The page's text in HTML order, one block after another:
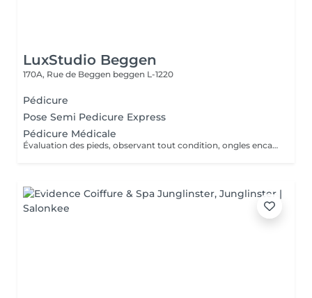
LuxStudio Beggen
170A, Rue de Beggen beggen L-1220
Pédicure
Pose Semi Pedicure Express
Pédicure Médicale
Évaluation des pieds, observant tout condition, ongles encarnes, cour, callosités ! En cas de infections, champignons, micose ou les problèmes cotanés, recomandez une visite chez le podologue si necessaire. Desinfection des Pieds avec solution antiseptique. Retrait du Vernis Précédent avec un dissolvant pour nettoyer complètement les ongles des pieds. Coupez, desencarnes et Modelez les ongles avec une pance et lime, Pousses les Cuticules avec batone pour repousser doucement vers l'arrière et coupez les excès, Coupez avec bisturi les callosites si necessaire Traitement avec une rape pour eliminer les cellules mortes et les callosites, sans besoin d'immersion dans l'eau. Application d'un gommage supplementaire si necessaire. Hydratation Intense avec crème et les cuticules pour maintenir la peau douce, Appliquez une base transparent pour protéger les ongles. Attendez suffisamment de tempos pour sèc